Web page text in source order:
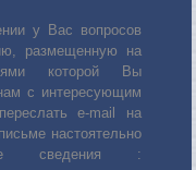
у Вас вопросов
размещенную на
которой Вы
с интересующим
е-mail на
настоятельно
сведения :